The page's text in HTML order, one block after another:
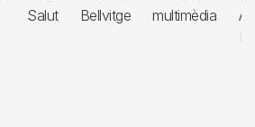
Salut
Bellvitge
multimèdia